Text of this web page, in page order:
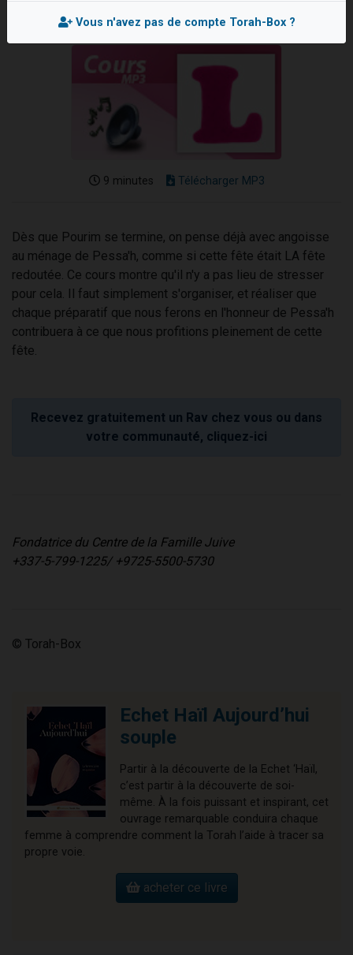
Il reste 49 places pour étudier en groupe sur Zoom
12 nouvelles musiques dans Torah-Box Music
9 minutes Télécharger MP3
Dès que Pourim se termine, on pense déjà avec angoisse
au ménage de Pessa'h, comme si cette fête était LA fête
redoutée. Ce cours montre qu'il n'y a pas lieu de stresser
pour cela. Il faut simplement s'organiser, et réaliser que
chaque préparatif que nous ferons en l'honneur de Pessa'h
contribuera à ce que nous profitions pleinement de cette
fête.
Recevez gratuitement un Rav chez vous ou dans
votre communauté, cliquez-ici
Fondatrice du Centre de la Famille Juive
+337-5-799-1225/ +9725-5500-5730
© Torah-Box
Echet Haïl Aujourd’hui
souple
Partir à la découverte de la Echet ‘Haïl,
c’est partir à la découverte de soi-
même. À la fois puissant et inspirant, cet
ouvrage remarquable conduira chaque
femme à comprendre comment la Torah l’aide à tracer sa
propre voie.
acheter ce livre
Vous n'avez pas de compte Torah-Box ?